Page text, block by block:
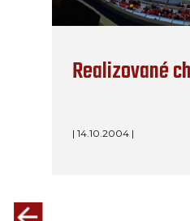
Realizované
| 14.10.2004 |